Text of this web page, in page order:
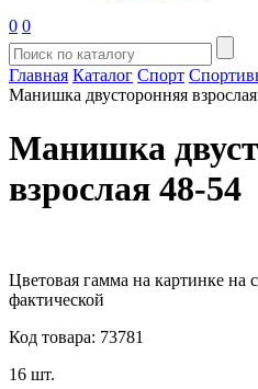
0 0
Главная Каталог Спорт
Манишка двусторонняя
Манишка
взрослая 48-54
Цветовая гамма на картинке на
фактической
Код товара: 73781
16 шт.